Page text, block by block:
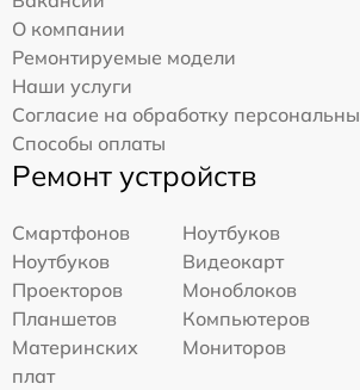
О компании
Ремонтируемые модели
Наши услуги
Согласие на обработку
Способы оплаты
Ремонт устройств
Смартфонов
Ноутбуков
Ноутбуков
Видеокарт
Проекторов
Моноблоков
Планшетов
Компьютеров
Материнских
плат
Мониторов